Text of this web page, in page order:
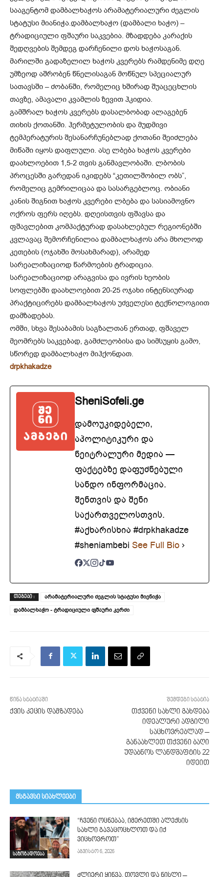
სააგენტომ დამბალხაჭოს არამატერიალური ძეგლის
სტატუსი მიანიჭა.დამბალხაჭო (დამბალი ხაჭო) –
ტრადიციული ფშაური საკვებია. მზადდება კარაქის
შედღვების შემდეგ დარჩენილი დოს ხაჭოსაგან.
მარილში გადაზელილ ხაჭოს კვერებს რამდენიმე დღე
უმზეოდ აშრობენ წნელისაგან მოწნულ სპეციალურ
სათავსში – ძობანში, რომელიც ხშირად შუაცეცხლის
თავზე, ამავალი კვამლის ზევით ჰკიდია.
გამშრალ ხაჭოს კვერებს დასალბობად ალაგებენ
თიხის ქოთანში. ჰერმეტულობის და მუდმივი
ტემპერატურის შესანარჩუნებლად ქოთანი შეიძლება
მიწაში იყოს დაფლული. ასე ლბება ხაჭოს კვერები
დაახლოებით 1,5-2 თვის განმავლობაში. ლბობის
პროცესში გარედან იკიდებს “კეთილშობილ ობს”,
რომელიც გემრილიცაა და სასარგებლოც. ობიანი
კანის შიგნით ხაჭოს კვერები ლბება და სასიამოვნო
ოქროს ფერს იღებს. დღეისთვის ფშავსა და
ფშავლებით კომპაქტურად დასახლებულ რეგიონებში
კვლავაც შემორჩენილია დამბალხაჭოს არა მხოლოდ
კეთების (ოჯახში მოსახმარად), არამედ
სარეალიზაციოდ წარმოების ტრადიცია.
სარეალიზაციოდ არაგვისა და ივრის ხეობის
სოფლებში დაახლოებით 20-25 ოჯახი ინტენსიურად
პრაქტიცირებს დამბალხაჭოს უძველესი ტექნოლოგიით
დამზადებას.
ომში, სხვა შესაბამის საგზალთან ერთად, ფშაველ
მეომრებს საკვებად, გამძლეობისა და სიმსუყის გამო,
სწორედ დამბალხაჭო მიჰქონდათ.
drpkhakadze
SheniSofeli.ge
დამოუკიდებელი,
აპოლიტიკური და
ნეიტრალური მედია —
ფაქტებზე დაფუძნებული
სანდო ინფორმაცია.
შენთვის და შენი
საქართველოსთვის.
#აქხარისხია #drpkhakadze
#sheniambebi See Full Bio
ᲗᲔᲒᲔᲑᲘ :
არამატერიალური ძეგლის სტატუსი მიენიჭა
დამბალხაჭო - ტრადიციული ფშაური კერძი
წინა სტატიაში
ქვის კეცის დამზადება
შემდეგი სტატია
თქვენი სახლი გახდება
იდეალური ადგილი
საცხოვრებლად –
განაახლეთ თქვენი ბაღი
უდაბნოს ლანდშაფტის 22
იდეით
მსგავსი სიახლეები
საზოგადოება
“ჩვენი ოცნებაა, იმერეთში ალექსის
სახლი გავაცოცხლოთ და იქ
ვიცხოვროთ”
აგვისტო 6, 2026